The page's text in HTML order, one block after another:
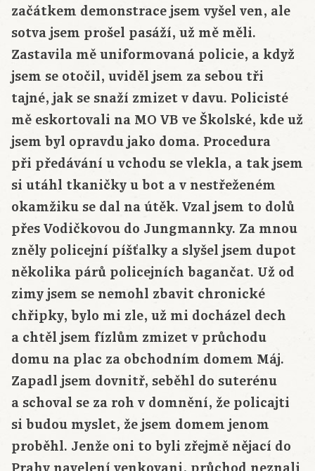
začátkem demonstrace jsem vyšel ven, ale
sotva jsem prošel pasáží, už mě měli.
Zastavila mě uniformovaná policie, a když
jsem se otočil, uviděl jsem za sebou tři
tajné, jak se snaží zmizet v davu. Policisté
mě eskortovali na MO VB ve Školské, kde už
jsem byl opravdu jako doma. Procedura
při předávání u vchodu se vlekla, a tak jsem
si utáhl tkaničky u bot a v nestřeženém
okamžiku se dal na útěk. Vzal jsem to dolů
přes Vodičkovou do Jungmannky. Za mnou
zněly policejní píšťalky a slyšel jsem dupot
několika párů policejních bagančat. Už od
zimy jsem se nemohl zbavit chronické
chřipky, bylo mi zle, už mi docházel dech
a chtěl jsem fízlům zmizet v průchodu
domu na plac za obchodním domem Máj.
Zapadl jsem dovnitř, seběhl do suterénu
a schoval se za roh v domnění, že policajti
si budou myslet, že jsem domem jenom
proběhl. Jenže oni to byli zřejmě nějací do